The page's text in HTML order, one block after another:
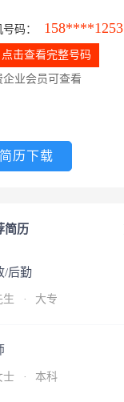
码： 158****1253
点击查看完整号码
企业会员可查看
简历下载
简历
/后勤
生 · 大专
士 · 本科